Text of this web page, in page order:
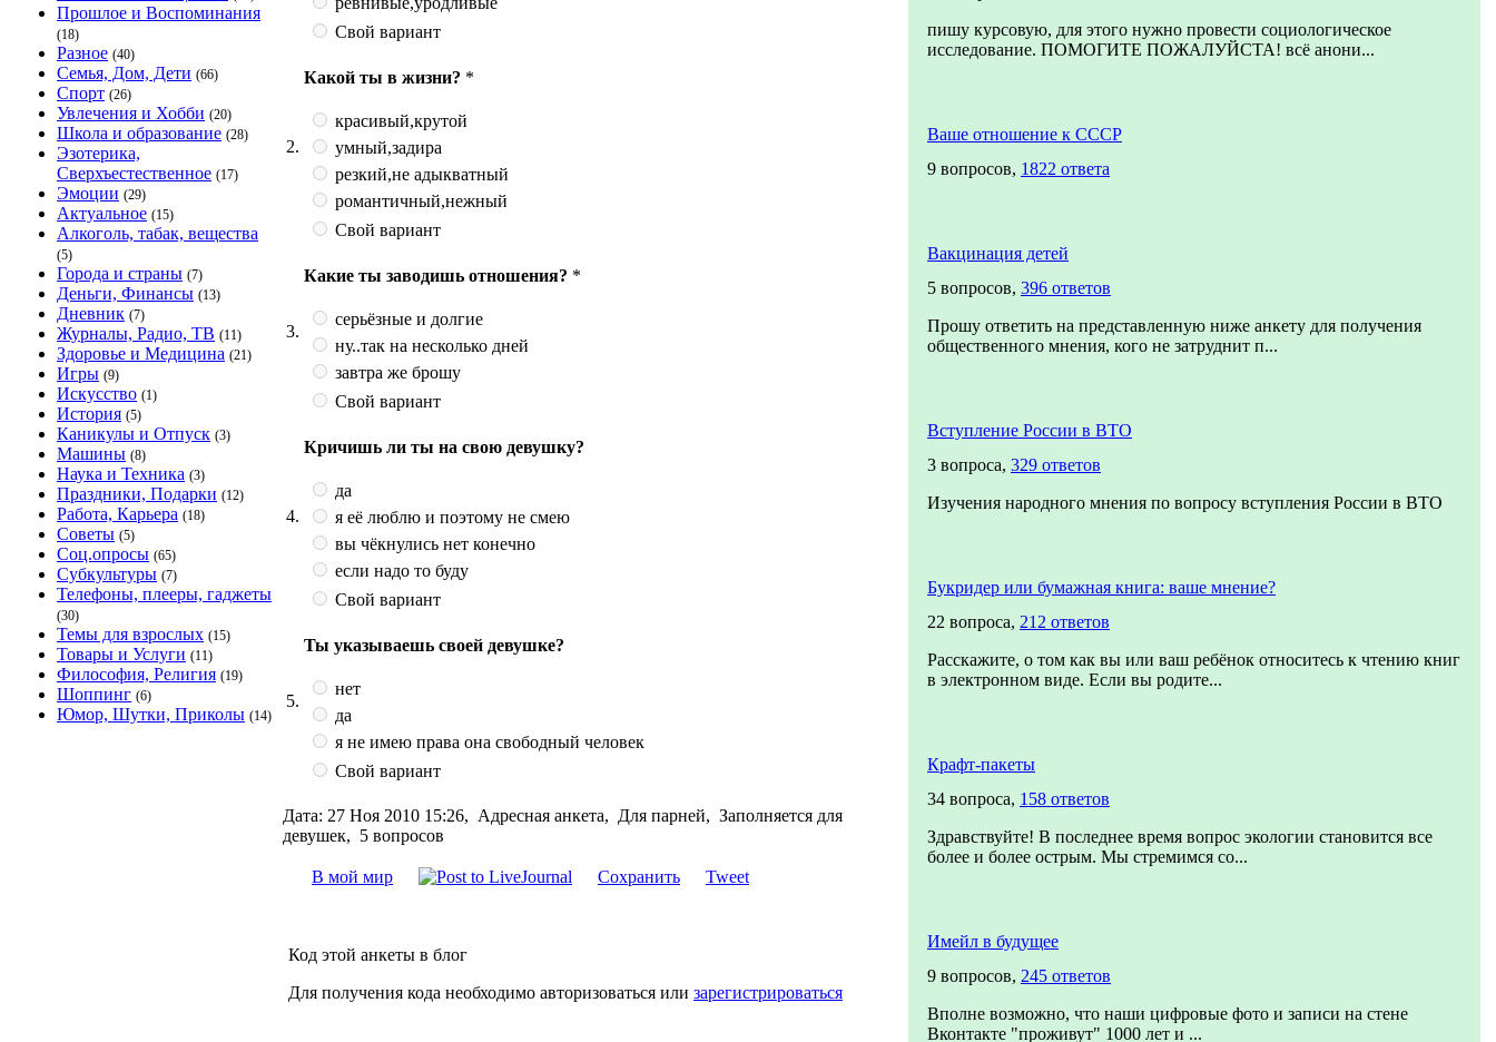
Прошлое и Воспоминания
(18)
Разное (40)
Семья, Дом, Дети (66)
Спорт (26)
Увлечения и Хобби (20)
Школа и образование (28)
Эзотерика,
Сверхъестественное (17)
Эмоции (29)
Актуальное (15)
Алкоголь, табак, вещества
(5)
Города и страны (7)
Деньги, Финансы (13)
Дневник (7)
Журналы, Радио, ТВ (11)
Здоровье и Медицина (21)
Игры (9)
Искусство (1)
История (5)
Каникулы и Отпуск (3)
Машины (8)
Наука и Техника (3)
Праздники, Подарки (12)
Работа, Карьера (18)
Советы (5)
Соц.опросы (65)
Субкультуры (7)
Телефоны, плееры, гаджеты
(30)
Темы для взрослых (15)
Товары и Услуги (11)
Философия, Религия (19)
Шоппинг (6)
Юмор, Шутки, Приколы (14)
Свой вариант
2.
Какой ты в жизни? *
красивый,крутой
умный,задира
резкий,не адыкватный
романтичный,нежный
Свой вариант
3.
Какие ты заводишь отношения? *
серьёзные и долгие
ну..так на несколько дней
завтра же брошу
Свой вариант
4.
Кричишь ли ты на свою девушку?
да
я её люблю и поэтому не смею
вы чёкнулись нет конечно
если надо то буду
Свой вариант
5.
Ты указываешь своей девушке?
нет
да
я не имею права она свободный человек
Свой вариант
Дата: 27 Ноя 2010 15:26, Адресная анкета, Для парней, Заполняется для
девушек, 5 вопросов
В мой мир Сохранить Tweet
Код этой анкеты в блог
Для получения кода необходимо авторизоваться или зарегистрироваться
пишу курсовую, для этого нужно провести социологическое
исследование. ПОМОГИТЕ ПОЖАЛУЙСТА! всё анони...
Ваше отношение к СССР
9 вопросов, 1822 ответа
Вакцинация детей
5 вопросов, 396 ответов
Прошу ответить на представленную ниже анкету для получения
общественного мнения, кого не затруднит п...
Вступление России в ВТО
3 вопроса, 329 ответов
Изучения народного мнения по вопросу вступления России в ВТО
Букридер или бумажная книга: ваше мнение?
22 вопроса, 212 ответов
Расскажите, о том как вы или ваш ребёнок относитесь к чтению книг
в электронном виде. Если вы родите...
Крафт-пакеты
34 вопроса, 158 ответов
Здравствуйте! В последнее время вопрос экологии становится все
более и более острым. Мы стремимся со...
Имейл в будущее
9 вопросов, 245 ответов
Вполне возможно, что наши цифровые фото и записи на стене
Вконтакте "проживут" 1000 лет и ...